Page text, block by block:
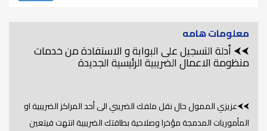
معلومات هامه
⮜⮜ أدلة التسجيل على البوابة و الاستفادة من خدمات
منظومة الاعمال الضريبية الرئيسية الجديدة
⮜⮜عزيزي الممول حال نقل ملفك الضريبي الى أحد المراكز الضريبية او
المأموريات المدمجة مؤخرا وصلاحية بطاقتك الضريبية انتهت فيتعين